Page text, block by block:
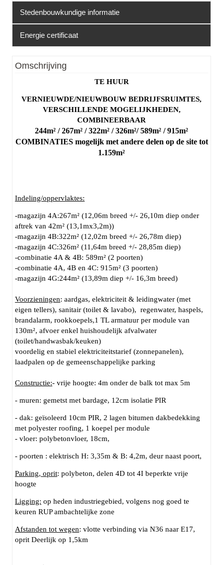
Stedenbouwkundige informatie
Erfgoed
Energie certificaat
Omschrijving
TE HUUR
VERNIEUWDE/NIEUWBOUW BEDRIJFSRUIMTES,
VERSCHILLENDE MOGELIJKHEDEN,
COMBINEERBAAR
244m² / 267m² / 322m² / 326m²/ 589m² / 915m²
COMBINATIES mogelijk met andere delen op de site tot
1.159m²
Indeling/oppervlaktes:
-magazijn 4A:267m² (12,06m breed +/- 26,10m diep onder
aftrek van 42m² (13,1mx3,2m))
-magazijn 4B:322m² (12,02m breed +/- 26,78m diep)
-magazijn 4C:326m² (11,64m breed +/- 28,85m diep)
-combinatie 4A & 4B: 589m² (2 poorten)
-combinatie 4A, 4B en 4C: 915m² (3 poorten)
-magazijn 4G:244m² (13,89m diep +/- 16,3m breed)
Voorzieningen: aardgas, elektriciteit & leidingwater (met
eigen tellers), sanitair (toilet & lavabo), regenwater, haspels,
brandalarm, rookkoepels,1 TL armatuur per module van
130m², afvoer enkel huishoudelijk afvalwater
(toilet/handwasbak/keuken)
voordelig en stabiel elektriciteitstarief (zonnepanelen),
laadpalen op de gemeenschappelijke parking
Constructie:- vrije hoogte: 4m onder de balk tot max 5m
- muren: gemetst met bardage, 12cm isolatie PIR
- dak: geïsoleerd 10cm PIR, 2 lagen bitumen dakbedekking
met polyester roofing, 1 koepel per module
- vloer: polybetonvloer, 18cm,
- poorten : elektrisch H: 3,35m & B: 4,2m, deur naast poort,
Parking, oprit: polybeton, delen 4D tot 4I beperkte vrije
hoogte
Ligging: op heden industriegebied, volgens nog goed te
keuren RUP ambachtelijke zone
Afstanden tot wegen: vlotte verbinding via N36 naar E17,
oprit Deerlijk op 1,5km